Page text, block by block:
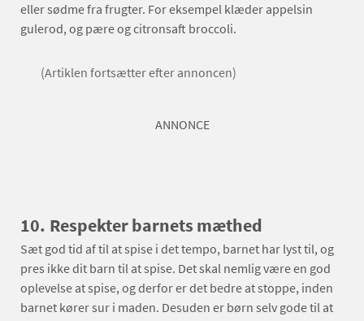
eller sødme fra frugter. For eksempel klæder appelsin
gulerod, og pære og citronsaft broccoli.
(Artiklen fortsætter efter annoncen)
ANNONCE
10. Respekter barnets mæthed
Sæt god tid af til at spise i det tempo, barnet har lyst til, og
pres ikke dit barn til at spise. Det skal nemlig være en god
oplevelse at spise, og derfor er det bedre at stoppe, inden
barnet kører sur i maden. Desuden er børn selv gode til at